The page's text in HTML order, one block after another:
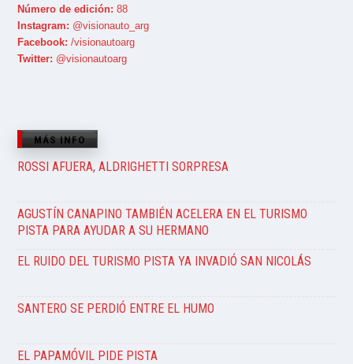
Número de edición: 88
Instagram: @visionauto_arg
Facebook: /visionautoarg
Twitter: @visionautoarg
MÁS INFO
ROSSI AFUERA, ALDRIGHETTI SORPRESA
AGUSTÍN CANAPINO TAMBIÉN ACELERA EN EL TURISMO
PISTA PARA AYUDAR A SU HERMANO
EL RUIDO DEL TURISMO PISTA YA INVADIÓ SAN NICOLÁS
SANTERO SE PERDIÓ ENTRE EL HUMO
EL PAPAMÓVIL PIDE PISTA